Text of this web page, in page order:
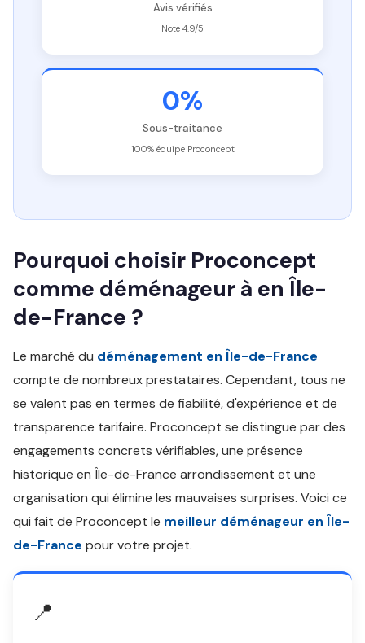
Avis vérifiés
Note 4.9/5
0%
Sous-traitance
100% équipe Proconcept
Pourquoi choisir Proconcept
comme déménageur à en Île-
de-France ?
Le marché du déménagement en Île-de-France
compte de nombreux prestataires. Cependant, tous ne
se valent pas en termes de fiabilité, d'expérience et de
transparence tarifaire. Proconcept se distingue par des
engagements concrets vérifiables, une présence
historique en Île-de-France arrondissement et une
organisation qui élimine les mauvaises surprises. Voici ce
qui fait de Proconcept le meilleur déménageur en Île-
de-France pour votre projet.
📍